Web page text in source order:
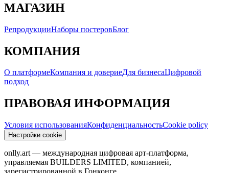
МАГАЗИН
РепродукцииНаборы постеровБлог
КОМПАНИЯ
О платформеКомпания и довериеДля бизнесаЦифровой
подход
ПРАВОВАЯ ИНФОРМАЦИЯ
Условия использованияКонфиденциальностьCookie policy
Настройки cookie
onlly.art — международная цифровая арт-платформа,
управляемая BUILDERS LIMITED, компанией,